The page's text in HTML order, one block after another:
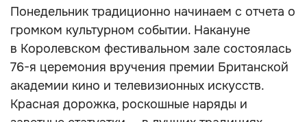
Понедельник традиционно начинаем с отчета о
громком культурном событии. Накануне
в Королевском фестивальном зале состоялась
76-я церемония вручения премии Британской
академии кино и телевизионных искусств.
Красная дорожка, роскошные наряды и